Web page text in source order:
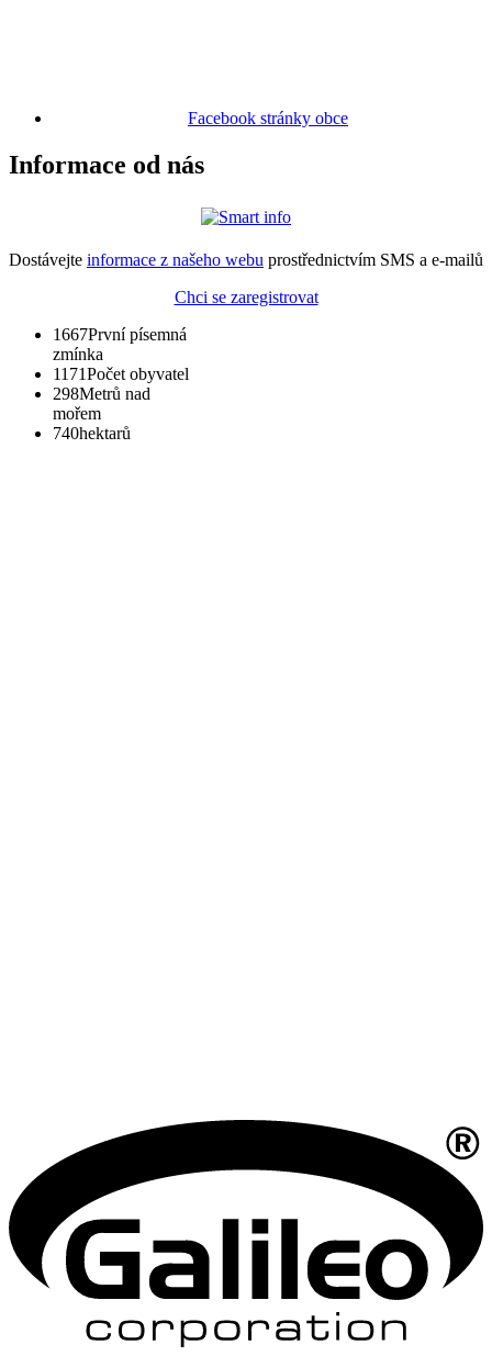
Facebook stránky obce
Informace od nás
Dostávejte informace z našeho webu prostřednictvím SMS a e-mailů
Chci se zaregistrovat
1667První písemná
zmínka
1171Počet obyvatel
298Metrů nad
mořem
740hektarů